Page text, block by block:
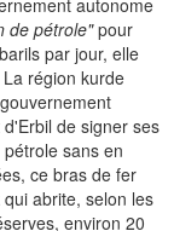
autonome
de pétrole"pour
par jour, elle
région kurde
de signer ses
sans en
ce bras de fer
abrite, selon les
environ 20